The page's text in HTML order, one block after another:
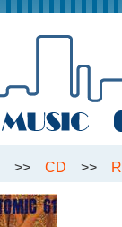
>> CD >>